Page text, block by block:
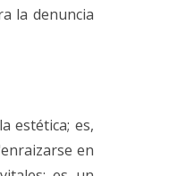
la denuncia
estética; es,
en